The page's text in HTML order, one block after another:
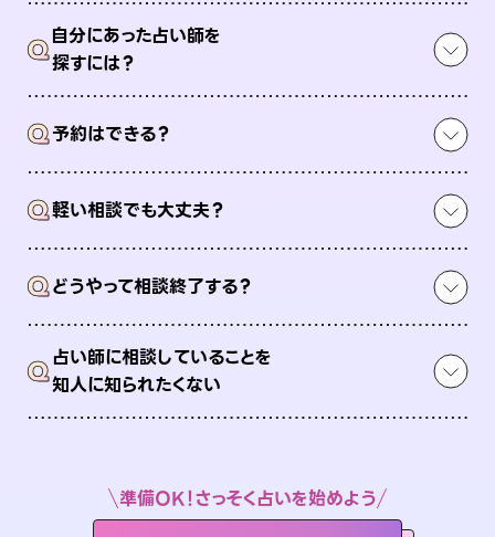
Q自分にあった占い師を
探すには？
Q予約はできる？
Q軽い相談でも大丈夫？
Qどうやって相談終了する？
Q占い師に相談していることを
知人に知られたくない
準備OK！さっそく占いを始めよう